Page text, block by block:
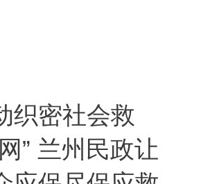
织密社会救
” 兰州民政让